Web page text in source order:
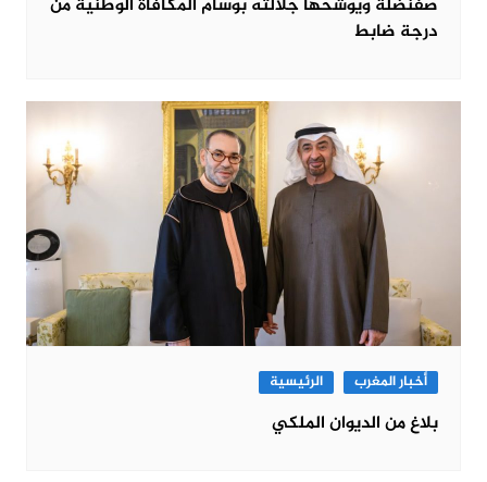
صفنضلة ويوشحها جلالته بوسام المكافأة الوطنية من
درجة ضابط
أخبار المغرب الرئيسية
بلاغ من الديوان الملكي